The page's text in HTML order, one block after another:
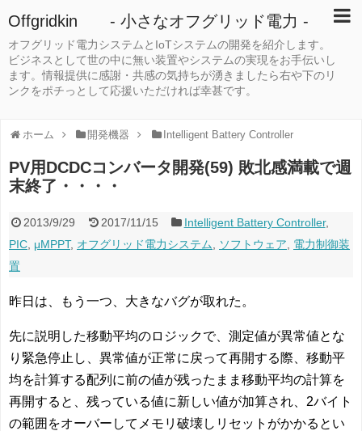
Offgridkin - 小さなオフグリッド電力 -
オフグリッド電力システムとIoTシステムの開発を紹介します。
ビジネスとして世の中に無い装置やシステムの実現をお手伝いし
ます。情報提供に感謝・共感の気持ちが湧きましたら右や下のリ
ンクをポチっとして応援いただければ幸甚です。
ホーム 開発機器 Intelligent Battery Controller
PV用DCDCコンバータ開発(59) 敗北感満載で週
末終了・・・・
2013/9/29 2017/11/15 Intelligent Battery Controller,
PIC μMPPT, オフグリッド電力システム ソフトウェア
電力制御装
置
昨日は、もう一つ、大きなバグが取れた。
先に説明した移動平均のロジックで、測定値が異常値とな
り緊急停止し、異常値が正常に戻って再開する際、移動平
均を計算する配列に前の値が残ったまま移動平均の計算を
再開すると、残っている値に新しい値が加算され、2バイト
の範囲をオーバーしてメモリ破壊しリセットがかかるとい